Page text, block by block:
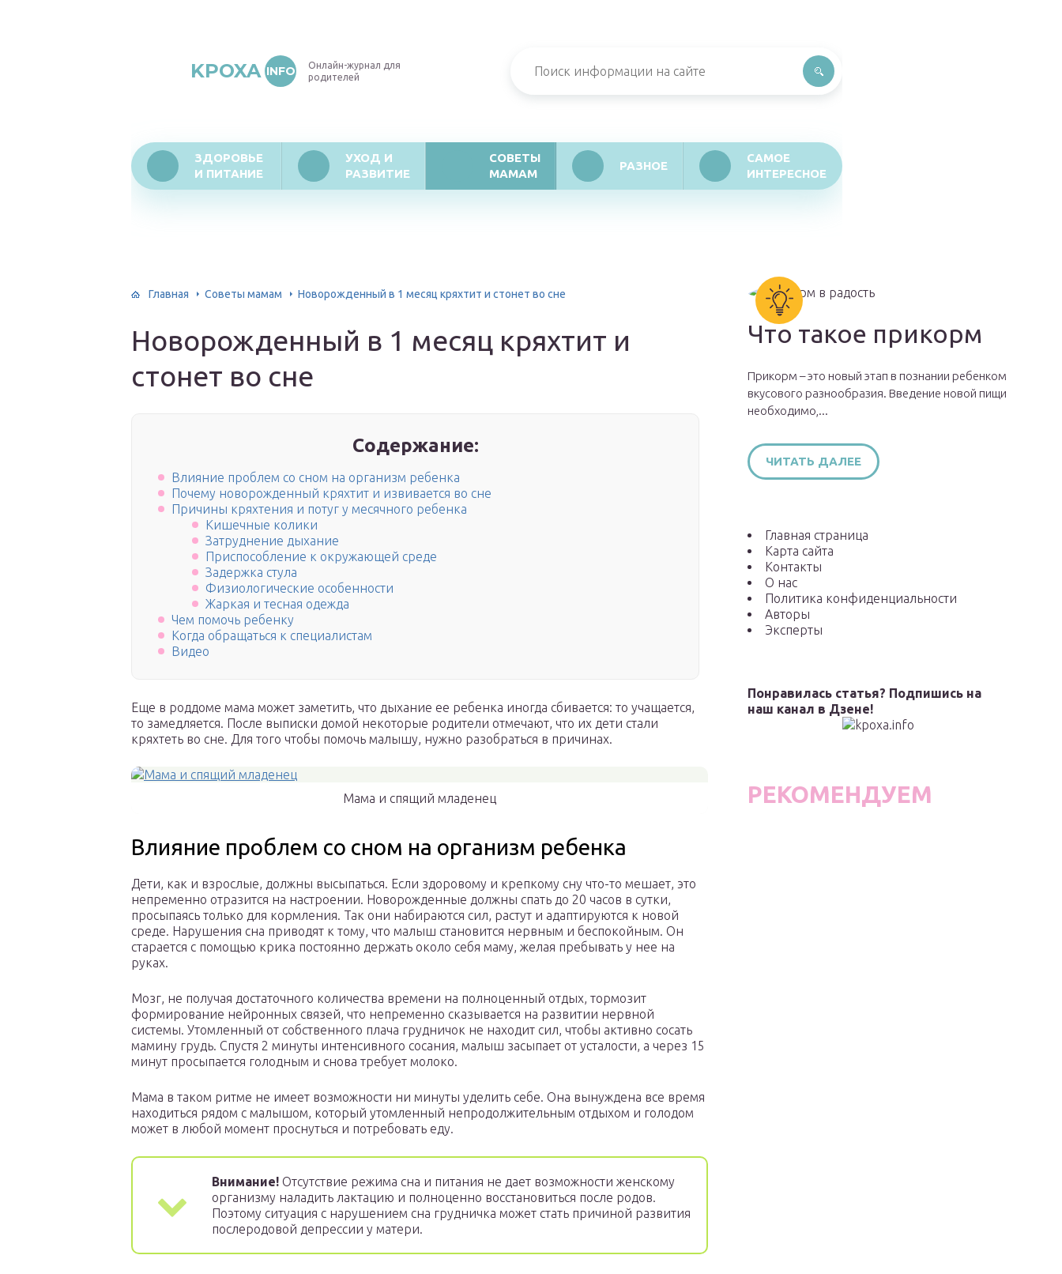
KPOXA INFO
Онлайн-журнал для
родителей
ЗДОРОВЬЕ
И ПИТАНИЕ
УХОД И
РАЗВИТИЕ
СОВЕТЫ
МАМАМ
РАЗНОЕ
САМОЕ
ИНТЕРЕСНОЕ
Главная Советы мамам Новорожденный в 1 месяц кряхтит и стонет во сне
Новорожденный в 1 месяц кряхтит и
стонет во сне
Содержание:
Влияние проблем со сном на организм ребенка
Почему новорожденный кряхтит и извивается во сне
Причины кряхтения и потуг у месячного ребенка
Кишечные колики
Затруднение дыхание
Приспособление к окружающей среде
Задержка стула
Физиологические особенности
Жаркая и тесная одежда
Чем помочь ребенку
Когда обращаться к специалистам
Видео
Еще в роддоме мама может заметить, что дыхание ее ребенка иногда сбивается: то учащается,
то замедляется. После выписки домой некоторые родители отмечают, что их дети стали
кряхтеть во сне. Для того чтобы помочь малышу, нужно разобраться в причинах.
Мама и спящий младенец
Влияние проблем со сном на организм ребенка
Дети, как и взрослые, должны высыпаться. Если здоровому и крепкому сну что-то мешает, это
непременно отразится на настроении. Новорожденные должны спать до 20 часов в сутки,
просыпаясь только для кормления. Так они набираются сил, растут и адаптируются к новой
среде. Нарушения сна приводят к тому, что малыш становится нервным и беспокойным. Он
старается с помощью крика постоянно держать около себя маму, желая пребывать у нее на
руках.
Мозг, не получая достаточного количества времени на полноценный отдых, тормозит
формирование нейронных связей, что непременно сказывается на развитии нервной
системы. Утомленный от собственного плача грудничок не находит сил, чтобы активно сосать
мамину грудь. Спустя 2 минуты интенсивного сосания, малыш засыпает от усталости, а через 15
минут просыпается голодным и снова требует молоко.
Мама в таком ритме не имеет возможности ни минуты уделить себе. Она вынуждена все время
находиться рядом с малышом, который утомленный непродолжительным отдыхом и голодом
может в любой момент проснуться и потребовать еду.
Внимание! Отсутствие режима сна и питания не дает возможности женскому
организму наладить лактацию и полноценно восстановиться после родов.
Поэтому ситуация с нарушением сна грудничка может стать причиной развития
послеродовой депрессии у матери.
Что такое прикорм
Прикорм – это новый этап в познании ребенком
вкусового разнообразия. Введение новой пищи
необходимо,...
ЧИТАТЬ ДАЛЕЕ
Главная страница
Карта сайта
Контакты
О нас
Политика конфиденциальности
Авторы
Эксперты
Понравилась статья? Подпишись на
наш канал в Дзене!
РЕКОМЕНДУЕМ